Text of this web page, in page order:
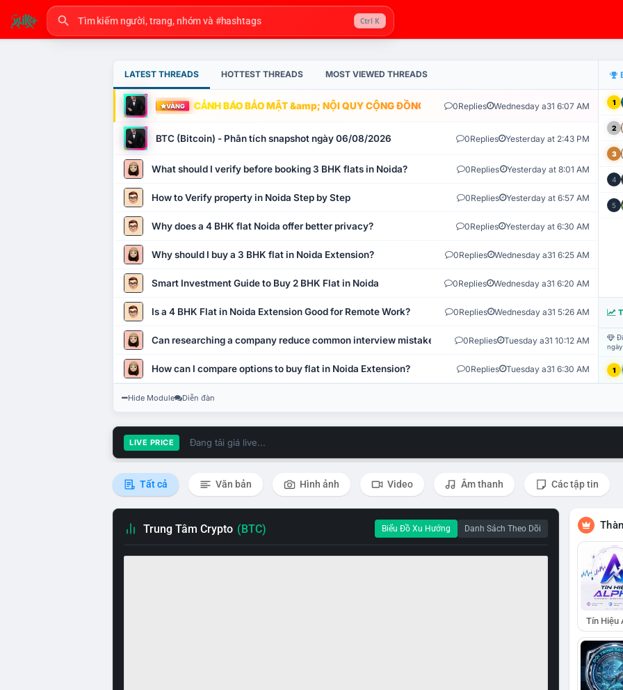
Ctrl K
LATEST THREADS HOTTEST THREADS MOST VIEWED THREADS
VÀNG CẢNH BÁO BẢO MẬT &amp; NỘI QUY CỘNG ĐỒNG VLIKE.VN: HỆ THỐNG GIÁM SÁT TỰ
0Replies Wednesday a31 6:07 AM
BTC (Bitcoin) - Phân tích snapshot ngày 06/08/2026 0Replies Yesterday at 2:43 PM
What should I verify before booking 3 BHK flats in Noida? 0Replies Yesterday at 8:01 AM
How to Verify property in Noida Step by Step 0Replies Yesterday at 6:57 AM
Why does a 4 BHK flat Noida offer better privacy? 0Replies Yesterday at 6:30 AM
Why should I buy a 3 BHK flat in Noida Extension? 0Replies Wednesday a31 6:25 AM
Smart Investment Guide to Buy 2 BHK Flat in Noida 0Replies Wednesday a31 6:20 AM
Is a 4 BHK Flat in Noida Extension Good for Remote Work? 0Replies Wednesday a31 5:26 AM
Can researching a company reduce common interview mistakes? 0Replies Tuesday a31 10:12 AM
How can I compare options to buy flat in Noida Extension? 0Replies Tuesday a31 6:30 AM
1
2
3
4
5
1
Hide Module Diễn đàn
LIVE PRICE Đang tải giá live...
Tất cả Văn bản Hình ảnh Video Âm thanh Các tập tin
Trung Tâm Crypto (BTC) Biểu Đồ Xu Hướng Danh Sách Theo Dõi
Tín Hiệu